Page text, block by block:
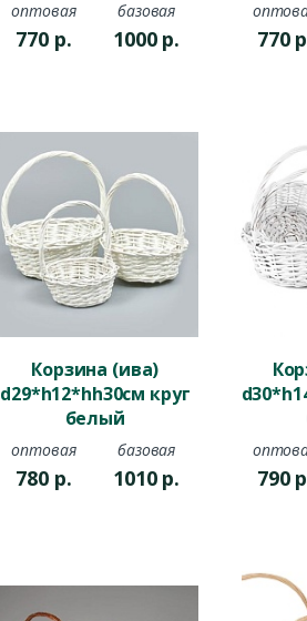
оптовая
770 р.
базовая
1000 р. 770
Корзина (ива)
d29*h12*hh30см круг
белый
оптовая
780 р.
базовая
1010 р. 790